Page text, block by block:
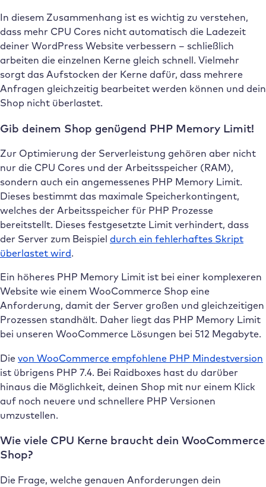
In diesem Zusammenhang ist es wichtig zu verstehen,
dass mehr CPU Cores nicht automatisch die Ladezeit
deiner WordPress Website verbessern – schließlich
arbeiten die einzelnen Kerne gleich schnell. Vielmehr
sorgt das Aufstocken der Kerne dafür, dass mehrere
Anfragen gleichzeitig bearbeitet werden können und dein
Shop nicht überlastet.
Gib deinem Shop genügend PHP Memory Limit!
Zur Optimierung der Serverleistung gehören aber nicht
nur die CPU Cores und der Arbeitsspeicher (RAM),
sondern auch ein angemessenes PHP Memory Limit.
Dieses bestimmt das maximale Speicherkontingent,
welches der Arbeitsspeicher für PHP Prozesse
bereitstellt. Dieses festgesetzte Limit verhindert, dass
der Server zum Beispiel durch ein fehlerhaftes Skript
überlastet wird.
Ein höheres PHP Memory Limit ist bei einer komplexeren
Website wie einem WooCommerce Shop eine
Anforderung, damit der Server großen und gleichzeitigen
Prozessen standhält. Daher liegt das PHP Memory Limit
bei unseren WooCommerce Lösungen bei 512 Megabyte.
Die von WooCommerce empfohlene PHP Mindestversion
ist übrigens PHP 7.4. Bei Raidboxes hast du darüber
hinaus die Möglichkeit, deinen Shop mit nur einem Klick
auf noch neuere und schnellere PHP Versionen
umzustellen.
Wie viele CPU Kerne braucht dein WooCommerce
Shop?
Die Frage, welche genauen Anforderungen dein